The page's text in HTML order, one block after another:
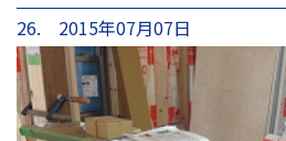
26. 2015年07月07日